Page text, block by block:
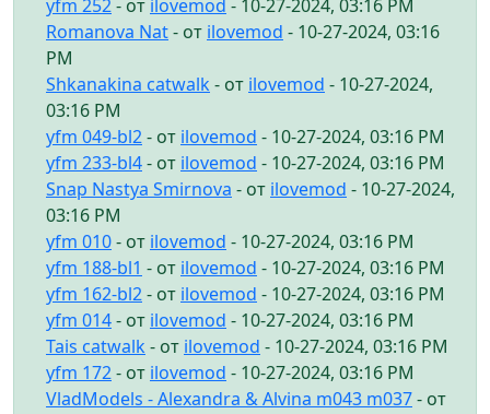
yfm 252- от ilovemod - 10-27-2024, 03:16 PM
Romanova Nat- от ilovemod - 10-27-2024, 03:16
PM
Shkanakina catwalk - от ilovemod - 10-27-2024,
03:16 PM
yfm 049-bl2- от ilovemod - 10-27-2024, 03:16 PM
yfm 233-bl4- от ilovemod - 10-27-2024, 03:16 PM
Snap Nastya Smirnova - от ilovemod - 10-27-2024,
03:16 PM
yfm 010- от ilovemod - 10-27-2024, 03:16 PM
yfm 188-bl1 - от ilovemod - 10-27-2024, 03:16 PM
yfm 162-bl2- от ilovemod - 10-27-2024, 03:16 PM
yfm 014- от ilovemod - 10-27-2024, 03:16 PM
Tais catwalk - от ilovemod - 10-27-2024, 03:16 PM
yfm 172- от ilovemod - 10-27-2024, 03:16 PM
VladModels - Alexandra & Alvina m043 m037- от